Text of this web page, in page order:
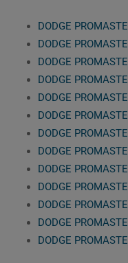
DODGE
DODGE
DODGE
DODGE
DODGE
DODGE
DODGE
DODGE
DODGE
DODGE
DODGE
DODGE
DODGE